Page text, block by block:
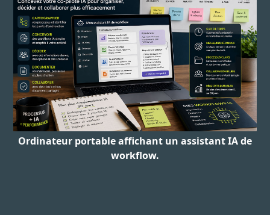
Ordinateur portable affichant un assistant IA de
workflow.